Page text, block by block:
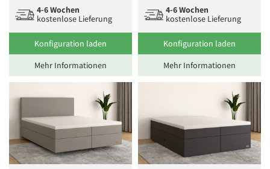
4-6 Wochen
kostenlose Lieferung
Konfiguration laden
Mehr Informationen
4-6 Wochen
kostenlose Lieferung
Konfiguration laden
Mehr Informationen